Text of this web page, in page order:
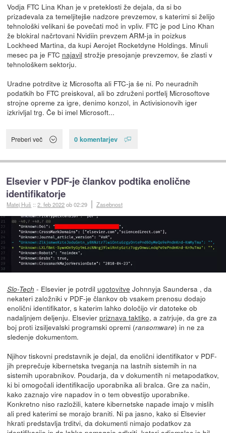
Vodja FTC Lina Khan je v preteklosti že dejala, da si bo
prizadevala za temeljitejše nadzore prevzemov, s katerimi si želijo
tehnološki velikani še povečati moč in vpliv. FTC je pod Lino Khan
že blokiral načrtovani Nvidiin prevzem ARM-ja in poizkus
Lockheed Martina, da kupi Aerojet Rocketdyne Holdings. Minuli
mesec pa je FTC najavil strožje presojanje prevzemov, še zlasti v
tehnološkem sektorju.
Uradne potrditve iz Microsofta ali FTC-ja še ni. Po neuradnih
podatkih bo FTC preiskoval, ali bo združeni portfelj Microsoftove
strojne opreme za igre, denimo konzol, in Activisionovih iger
izkrivljal trg. Če bi imel Microsoft...
Preberi več 0 komentarjev
Elsevier v PDF-je člankov podtika enolične
identifikatorje
Matej Huš ::2. feb 2022ob 02:29 Zasebnost
Slo-Tech - Elsevier je potrdil ugotovitve Johnnyja Saundersa , da
nekateri založniki v PDF-je člankov ob vsakem prenosu dodajo
enolični identifikator, s katerim lahko določijo vir datoteke ob
nadaljnjem deljenju. Elsevier priznava taktiko, a zatrjuje, da gre za
boj proti izsiljevalski programski opremi (ransomware) in ne za
sledenje dokumentom.
Njihov tiskovni predstavnik je dejal, da enolični identifikator v PDF-
jih preprečuje kibernetska tveganja na lastnih sistemih in na
sistemih uporabnikov. Poudarja, da v dokumentih ni metapodatkov,
ki bi omogočali identifikacijo uporabnika ali bralca. Gre za način,
kako zaznajo vire napadov in o tem obvestijo uporabnike.
Konkretno niso razložili, katere kibernetske napade imajo v mislih
ali pred katerimi se morajo braniti. Ni pa jasno, kako si Elsevier
hkrati predstavlja trditvi, da dokumenti nimajo podatkov za